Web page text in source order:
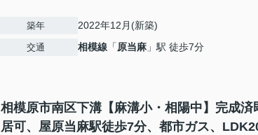
築年 2022年12月(新築)
交通 相模線 「原当麻 」駅 徒歩7分
相模原市南区下溝【麻溝小・相陽中】完成済
居可、屋原当麻駅徒歩7分、都市ガス、